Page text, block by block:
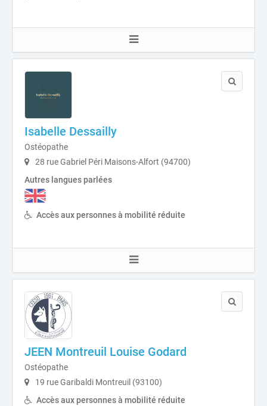
Isabelle Dessailly
Ostéopathe
28 rue Gabriel Péri Maisons-Alfort (94700)
Autres langues parlées
Accès aux personnes à mobilité réduite
JEEN Montreuil Louise Godard
Ostéopathe
19 rue Garibaldi Montreuil (93100)
Accès aux personnes à mobilité réduite